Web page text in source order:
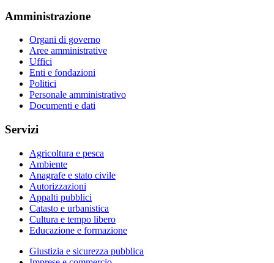
Amministrazione
Organi di governo
Aree amministrative
Uffici
Enti e fondazioni
Politici
Personale amministrativo
Documenti e dati
Servizi
Agricoltura e pesca
Ambiente
Anagrafe e stato civile
Autorizzazioni
Appalti pubblici
Catasto e urbanistica
Cultura e tempo libero
Educazione e formazione
Giustizia e sicurezza pubblica